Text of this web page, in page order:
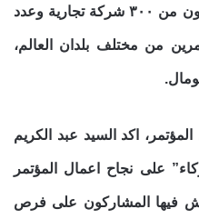
وناقش المؤتمر الذي حضره ممثلون من ٣٠٠ شركة تجارية وعدد
من مختلف بلدان العالم،
اكد السيد عبد الكريم
على نجاح اعمال المؤتمر
فيها المشاركون على فرص